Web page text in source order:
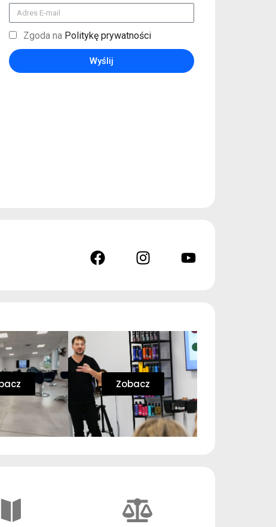
Zgoda na Politykę prywatności
Wyślij
Zobacz